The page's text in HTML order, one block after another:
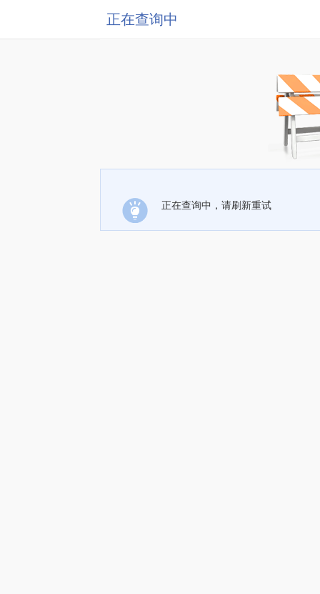
正在查询中
正在查询中，请刷新重试